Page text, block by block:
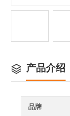
产品介绍
品牌